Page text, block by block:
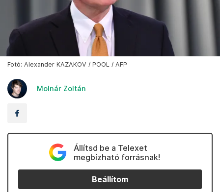
Fotó: Alexander KAZAKOV / POOL / AFP
Molnár Zoltán
Állítsd be a Telexet
megbízható forrásnak!
Beállítom